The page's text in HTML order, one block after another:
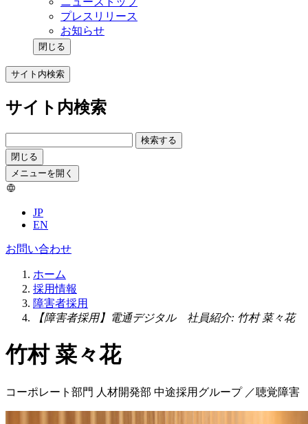
プレスリリース
お知らせ
閉じる
サイト内検索
サイト内検索
検索する
閉じる
メニューを開く
JP
EN
お問い合わせ
ホーム
採用情報
障害者採用
【障害者採用】電通デジタル 社員紹介: 竹村 菜々花
竹村 菜々花
コーポレート部門 人材開発部 中途採用グループ ／聴覚障害